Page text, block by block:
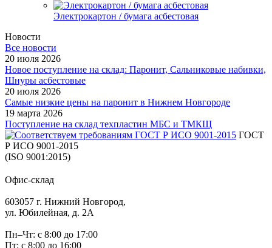
Электрокартон / бумага асбестовая
Новости
Все новости
20 июля 2026
Новое поступление на склад: Паронит, Сальниковые набивки,
Шнуры асбестовые
20 июля 2026
Самые низкие цены на паронит в Нижнем Новгороде
19 марта 2026
Поступление на склад техпластин МБС и ТМКЩ
ГОСТ
Р ИСО 9001-2015
(ISO 9001:2015)
Офис-склад
603057 г. Нижний Новгород,
ул. Юбилейная, д. 2А
Пн–Чт: с 8:00 до 17:00
Пт: с 8:00 до 16:00